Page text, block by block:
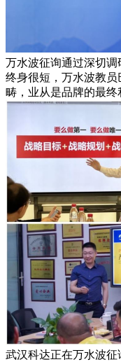
万水波征询通过深切
终身很短，万水波教员
畴，业从是品牌的最终
武汉科达正在万水波